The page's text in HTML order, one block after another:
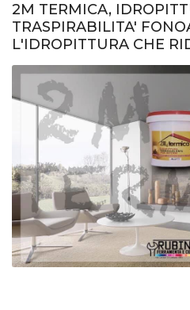
2M TERMICA,
TRASPIRABILITA'
L'IDROPITTURA CHE